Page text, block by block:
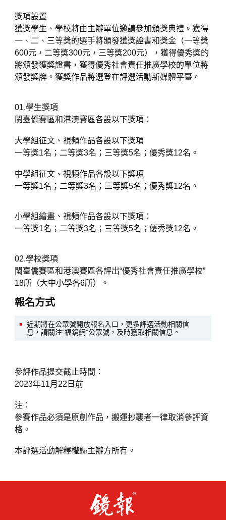
獎項設置
獲獎學生、學校將由主辦單位邀請參加頒獎典禮。獲得
一、二、三等獎的選手將頒發獲獎證書和獎金（一等獎
600元，二等獎300元，三等獎200元），獲得優秀獎的
將頒發獲獎證書，獲得優秀社會責任推廣學校的單位將
頒發獎牌。獲獎作品將選登在評選活動新媒體平臺。
01.學生獎項
閩臺僑賽區和港澳賽區各設以下獎項：
大學組征文、視頻作品各設以下獎項
一等獎1名；二等獎3名；三等獎5名；優秀獎12名。
中學組征文、視頻作品各設以下獎項
一等獎1名；二等獎3名；三等獎5名；優秀獎12名。
小學組繪畫、視頻作品各設以下獎項：
一等獎1名；二等獎3名；三等獎5名；優秀獎12名。
02.學校獎項
閩臺僑賽區和港澳賽區各評出“優秀社會責任推廣學校”
18所（大中小學各6所）。
報名方式
近期將在公眾號開放報名入口，更多評選活動相關信
息，請關注“福鏡網”公眾號，及時獲取相關信息。
參評作品提交截止時間：
2023年11月22日前
注：
參賽作品必須是原創作品，搬運抄襲者一律取消參評資
格。
本評選活動解釋權歸主辦方所有。